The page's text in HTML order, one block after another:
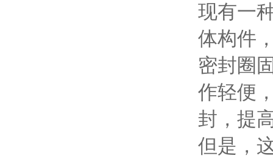
现有一
体构件
密封圈
作轻便
封，提
但是，